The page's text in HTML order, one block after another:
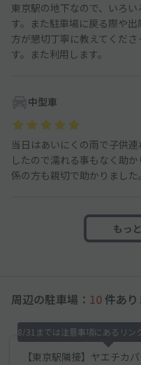
東京駅の地下なので、いろ
す。また駐車場に戻る際や
方が懇切丁寧に教えてくだ
す。また利用します。
中型車
当日はあいにくの雨で子供
したので濡れる事もなく助か
係の方も親切で助かりました。
もっ
周辺の駐車場： 10 件あり